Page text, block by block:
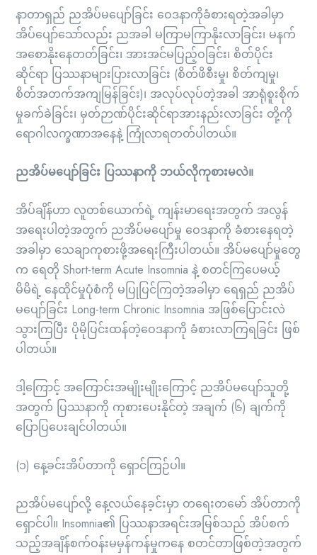
နာတာရှည် ညအိပ်မပျော်ခြင်း ဝေဒနာကိုခံစားရတဲ့အခါမှာ
အိပ်ပျော်သော်လည်း ညအခါ မကြာမကြာနိုးလာခြင်း၊ မနက်
အစောနိုးနေတတ်ခြင်း၊ အားအင်မပြည့်ဝခြင်း၊ စိတ်ပိုင်း
ဆိုင်ရာ ပြဿနာများပြားလာခြင်း (စိတ်ဖိစီးမှု၊ စိတ်ကျမှု၊
စိတ်အတက်အကျမြန်ခြင်း)၊ အလုပ်လုပ်တဲ့အခါ အာရုံစူးစိုက်
မှုခက်ခဲခြင်း၊ မှတ်ဉာဏ်ပိုင်းဆိုင်ရာအားနည်းလာခြင်း တို့ကို
ရောဂါလက္ခဏာအနေနဲ့ ကြုံလာရတတ်ပါတယ်။
ညအိပ်မပျော်ခြင်း ပြဿနာကို ဘယ်လိုကုစားမလဲ။
အိပ်ချိန်ဟာ လူတစ်ယောက်ရဲ့ ကျန်းမာရေးအတွက် အလွန်
အရေးပါတဲ့အတွက် ညအိပ်မပျော်မှု ဝေဒနာကို ခံစားနေရတဲ့
အခါမှာ သေချာကုစားဖို့အရေးကြီးပါတယ်။ အိပ်မပျော်မှုတွေ
က ရေတို Short-term Acute Insomnia နဲ့ စတင်ကြပေမယ့်
မိမိရဲ့ နေထိုင်မှုပုံစံကို မပြုပြင်ကြတဲ့အခါမှာ ရေရှည် ညအိပ်
မပျော်ခြင်း Long-term Chronic Insomnia အဖြစ်ပြောင်းလဲ
သွားကြပြီး ပိုမိုပြင်းထန်တဲ့ဝေဒနာကို ခံစားလာကြရခြင်း ဖြစ်
ပါတယ်။
ဒါ့ကြောင့် အကြောင်းအမျိုးမျိုးကြောင့် ညအိပ်မပျော်သူတို့
အတွက် ပြဿနာကို ကုစားပေးနိုင်တဲ့ အချက် (၆) ချက်ကို
ပြောပြပေးချင်ပါတယ်။
(၁) နေ့ခင်းအိပ်တာကို ရှောင်ကြဉ်ပါ။
ညအိပ်မပျော်လို့ နေ့လယ်နေခ့င်းမှာ တရေးတမော် အိပ်တာကို
ရှောင်ပါ။ Insomnia၏ ပြဿနာအရင်းအမြစ်သည် အိပ်စက်
သည့်အချိန်စက်ဝန်းမမှန်ကန်မှုကနေ စတင်တာဖြစ်တဲ့အတွက်